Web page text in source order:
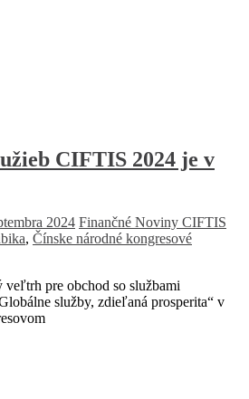
CIFTIS 2024 je v
2024 Finančné Noviny CIFTIS
, Čínske národné kongresové
pre obchod so službami
služby, zdieľaná prosperita“ v